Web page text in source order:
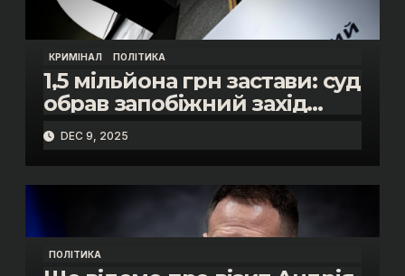
КРИМІНАЛ ПОЛІТИКА
1,5 мільйона грн застави: суд
обрав запобіжний захід
помічнику нардепки Анни
Скороход у справі про
«санкційний підкуп»
DEC 9, 2025
ПОЛІТИКА